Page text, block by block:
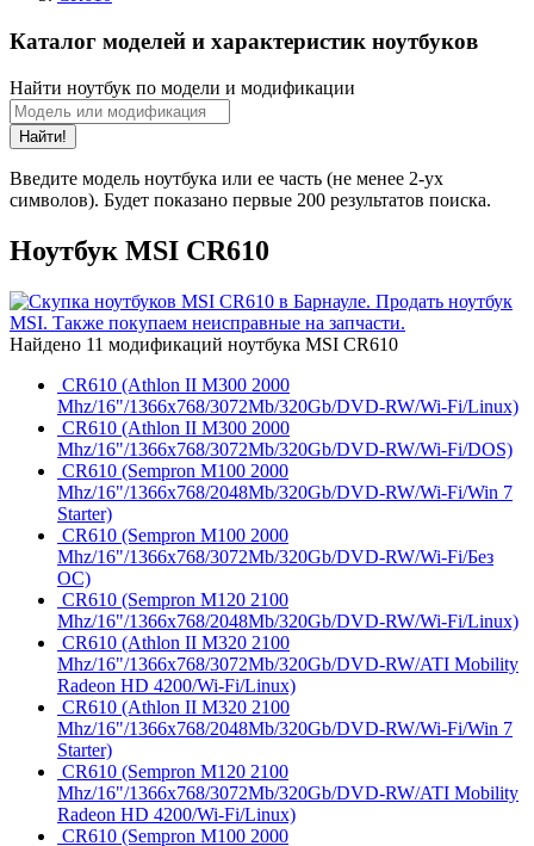
Каталог моделей и характеристик ноутбуков
Найти ноутбук по модели и модификации
Найти!
Введите модель ноутбука или ее часть (не менее 2-ух
символов). Будет показано первые 200 результатов поиска.
Ноутбук MSI CR610
Найдено 11 модификаций ноутбука MSI CR610
CR610 (Athlon II M300 2000
Mhz/16"/1366x768/3072Mb/320Gb/DVD-RW/Wi-Fi/Linux)
CR610 (Athlon II M300 2000
Mhz/16"/1366x768/3072Mb/320Gb/DVD-RW/Wi-Fi/DOS)
CR610 (Sempron M100 2000
Mhz/16"/1366x768/2048Mb/320Gb/DVD-RW/Wi-Fi/Win 7
Starter)
CR610 (Sempron M100 2000
Mhz/16"/1366x768/3072Mb/320Gb/DVD-RW/Wi-Fi/Без
ОС)
CR610 (Sempron M120 2100
Mhz/16"/1366x768/2048Mb/320Gb/DVD-RW/Wi-Fi/Linux)
CR610 (Athlon II M320 2100
Mhz/16"/1366x768/3072Mb/320Gb/DVD-RW/ATI Mobility
Radeon HD 4200/Wi-Fi/Linux)
CR610 (Athlon II M320 2100
Mhz/16"/1366x768/2048Mb/320Gb/DVD-RW/Wi-Fi/Win 7
Starter)
CR610 (Sempron M120 2100
Mhz/16"/1366x768/3072Mb/320Gb/DVD-RW/ATI Mobility
Radeon HD 4200/Wi-Fi/Linux)
CR610 (Sempron M100 2000